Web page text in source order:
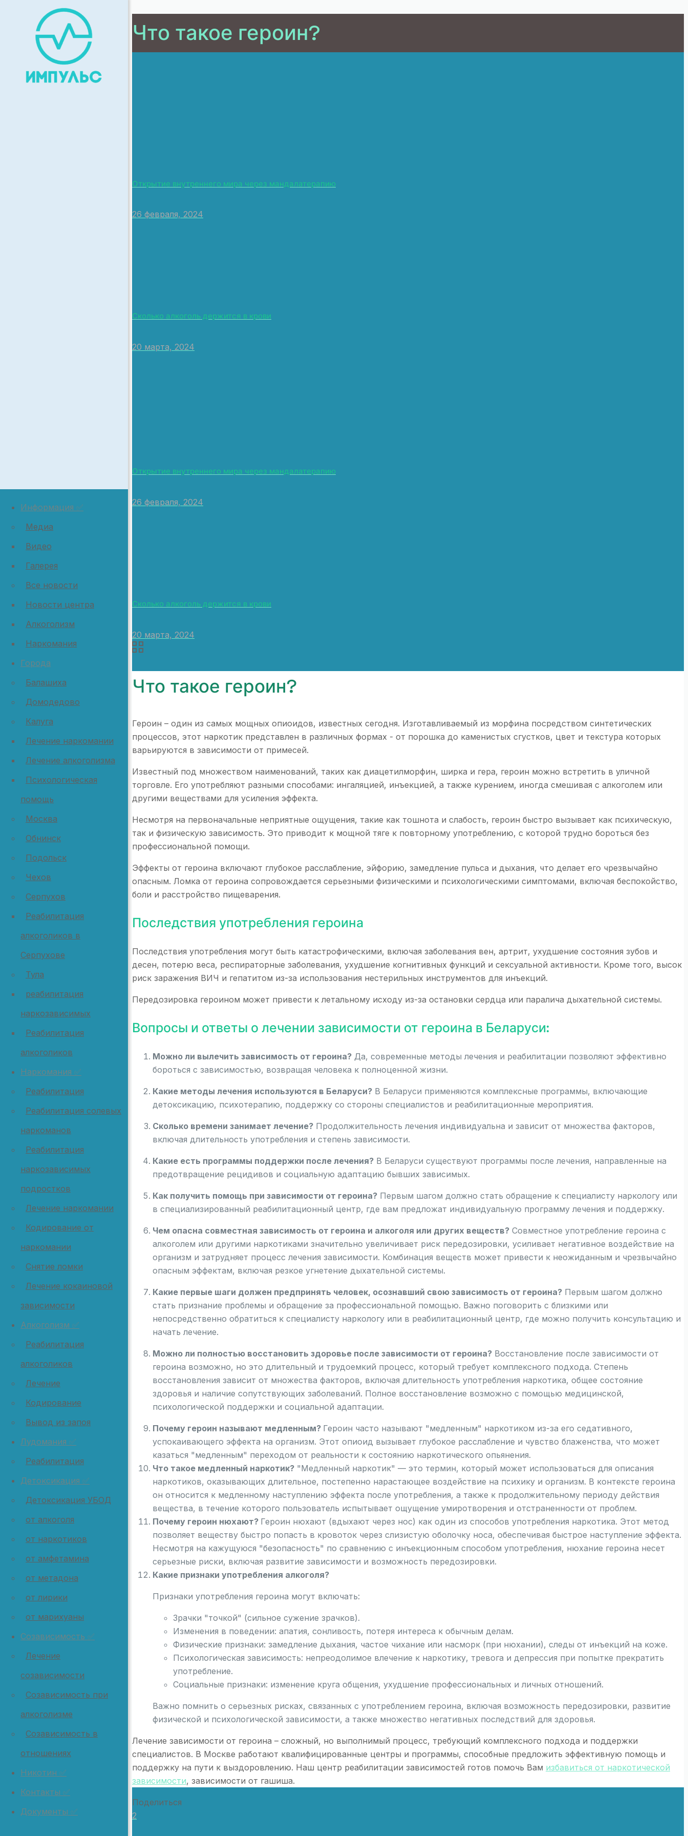
Информация ✅
Медиа
Видео
Галерея
Все новости
Новости центра
Алкоголизм
Наркомания
Города
Балашиха
Домодедово
Калуга
Лечение наркомании
Лечение алкоголизма
Психологическая
помощь
Москва
Обнинск
Подольск
Чехов
Серпухов
Реабилитация
алкоголиков в
Серпухове
Тула
реабилитация
наркозависимых
Реабилитация
алкоголиков
Наркомания ✅
Реабилитация
Реабилитация солевых
наркоманов
Реабилитация
наркозависимых
подростков
Лечение наркомании
Кодирование от
наркомании
Снятие ломки
Лечение кокаиновой
зависимости
Алкоголизм ✅
Реабилитация
алкоголиков
Лечение
Кодирование
Вывод из запоя
Лудомания ✅
Реабилитация
Детоксикация ✅
Детоксикация УБОД
от алкоголя
от наркотиков
от амфетамина
от метадона
от лирики
от марихуаны
Созависимость ✅
Лечение
созависимости
Созависимость при
алкоголизме
Созависимость в
отношениях
Никотин ✅
Контакты ✅
Документы ✅
Что такое героин?
Открытие внутреннего мира через мандалатерапию
26 февраля, 2024
Сколько алкоголь держится в крови
20 марта, 2024
Открытие внутреннего мира через мандалатерапию
26 февраля, 2024
Сколько алкоголь держится в крови
20 марта, 2024
Что такое героин?
Героин – один из самых мощных опиоидов, известных сегодня. Изготавливаемый из морфина посредством синтетических
процессов, этот наркотик представлен в различных формах - от порошка до каменистых сгустков, цвет и текстура которых
варьируются в зависимости от примесей.
Известный под множеством наименований, таких как диацетилморфин, ширка и гера, героин можно встретить в уличной
торговле. Его употребляют разными способами: ингаляцией, инъекцией, а также курением, иногда смешивая с алкоголем или
другими веществами для усиления эффекта.
Несмотря на первоначальные неприятные ощущения, такие как тошнота и слабость, героин быстро вызывает как психическую,
так и физическую зависимость. Это приводит к мощной тяге к повторному употреблению, с которой трудно бороться без
профессиональной помощи.
Эффекты от героина включают глубокое расслабление, эйфорию, замедление пульса и дыхания, что делает его чрезвычайно
опасным. Ломка от героина сопровождается серьезными физическими и психологическими симптомами, включая беспокойство,
боли и расстройство пищеварения.
Последствия употребления героина
Последствия употребления могут быть катастрофическими, включая заболевания вен, артрит, ухудшение состояния зубов и
десен, потерю веса, респираторные заболевания, ухудшение когнитивных функций и сексуальной активности. Кроме того, высок
риск заражения ВИЧ и гепатитом из-за использования нестерильных инструментов для инъекций.
Передозировка героином может привести к летальному исходу из-за остановки сердца или паралича дыхательной системы.
Вопросы и ответы о лечении зависимости от героина в Беларуси:
Можно ли вылечить зависимость от героина? Да, современные методы лечения и реабилитации позволяют эффективно
бороться с зависимостью, возвращая человека к полноценной жизни.
Какие методы лечения используются в Беларуси? В Беларуси применяются комплексные программы, включающие
детоксикацию, психотерапию, поддержку со стороны специалистов и реабилитационные мероприятия.
Сколько времени занимает лечение? Продолжительность лечения индивидуальна и зависит от множества факторов,
включая длительность употребления и степень зависимости.
Какие есть программы поддержки после лечения? В Беларуси существуют программы после лечения, направленные на
предотвращение рецидивов и социальную адаптацию бывших зависимых.
Как получить помощь при зависимости от героина? Первым шагом должно стать обращение к специалисту наркологу или
в специализированный реабилитационный центр, где вам предложат индивидуальную программу лечения и поддержку.
Чем опасна совместная зависимость от героина и алкоголя или других веществ? Совместное употребление героина с
алкоголем или другими наркотиками значительно увеличивает риск передозировки, усиливает негативное воздействие на
организм и затрудняет процесс лечения зависимости. Комбинация веществ может привести к неожиданным и чрезвычайно
опасным эффектам, включая резкое угнетение дыхательной системы.
Какие первые шаги должен предпринять человек, осознавший свою зависимость от героина? Первым шагом должно
стать признание проблемы и обращение за профессиональной помощью. Важно поговорить с близкими или
непосредственно обратиться к специалисту наркологу или в реабилитационный центр, где можно получить консультацию и
начать лечение.
Можно ли полностью восстановить здоровье после зависимости от героина? Восстановление после зависимости от
героина возможно, но это длительный и трудоемкий процесс, который требует комплексного подхода. Степень
восстановления зависит от множества факторов, включая длительность употребления наркотика, общее состояние
здоровья и наличие сопутствующих заболеваний. Полное восстановление возможно с помощью медицинской,
психологической поддержки и социальной адаптации.
Почему героин называют медленным? Героин часто называют "медленным" наркотиком из-за его седативного,
успокаивающего эффекта на организм. Этот опиоид вызывает глубокое расслабление и чувство блаженства, что может
казаться "медленным" переходом от реальности к состоянию наркотического опьянения.
Что такое медленный наркотик? "Медленный наркотик" — это термин, который может использоваться для описания
наркотиков, оказывающих длительное, постепенно нарастающее воздействие на психику и организм. В контексте героина
он относится к медленному наступлению эффекта после употребления, а также к продолжительному периоду действия
вещества, в течение которого пользователь испытывает ощущение умиротворения и отстраненности от проблем.
Почему героин нюхают? Героин нюхают (вдыхают через нос) как один из способов употребления наркотика. Этот метод
позволяет веществу быстро попасть в кровоток через слизистую оболочку носа, обеспечивая быстрое наступление эффекта.
Несмотря на кажущуюся "безопасность" по сравнению с инъекционным способом употребления, нюхание героина несет
серьезные риски, включая развитие зависимости и возможность передозировки.
Какие признаки употребления алкоголя?
Признаки употребления героина могут включать:
Зрачки "точкой" (сильное сужение зрачков).
Изменения в поведении: апатия, сонливость, потеря интереса к обычным делам.
Физические признаки: замедление дыхания, частое чихание или насморк (при нюхании), следы от инъекций на коже.
Психологическая зависимость: непреодолимое влечение к наркотику, тревога и депрессия при попытке прекратить
употребление.
Социальные признаки: изменение круга общения, ухудшение профессиональных и личных отношений.
Важно помнить о серьезных рисках, связанных с употреблением героина, включая возможность передозировки, развитие
физической и психологической зависимости, а также множество негативных последствий для здоровья.
Лечение зависимости от героина – сложный, но выполнимый процесс, требующий комплексного подхода и поддержки
специалистов. В Москве работают квалифицированные центры и программы, способные предложить эффективную помощь и
поддержку на пути к выздоровлению. Наш центр реабилитации зависимостей готов помочь Вам избавиться от наркотической
зависимости, зависимости от гашиша.
Поделиться
2